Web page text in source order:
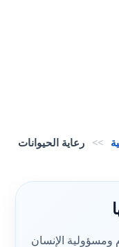
>>
رعاية الحيوانات
ومسؤولية الإنسان